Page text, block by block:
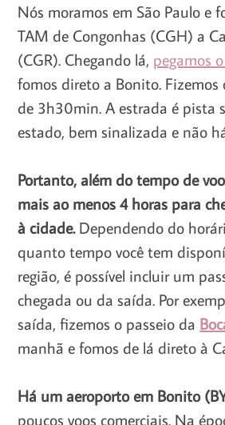
Nós moramos em São Paulo e
TAM de Congonhas (CGH) a
(CGR). Chegando lá, pegamos
fomos direto a Bonito. Fizemos
de 3h30min. A estrada é pista
estado, bem sinalizada e não
Portanto, além do tempo de
mais ao menos 4 horas para
à cidade.Dependendo do
quanto tempo você tem
região, é possível incluir um
chegada ou da saída. Por
saída, fizemos o passeio da
manhã e fomos de lá direto à
Há um aeroporto em Bonito
poucos voos comerciais. Na